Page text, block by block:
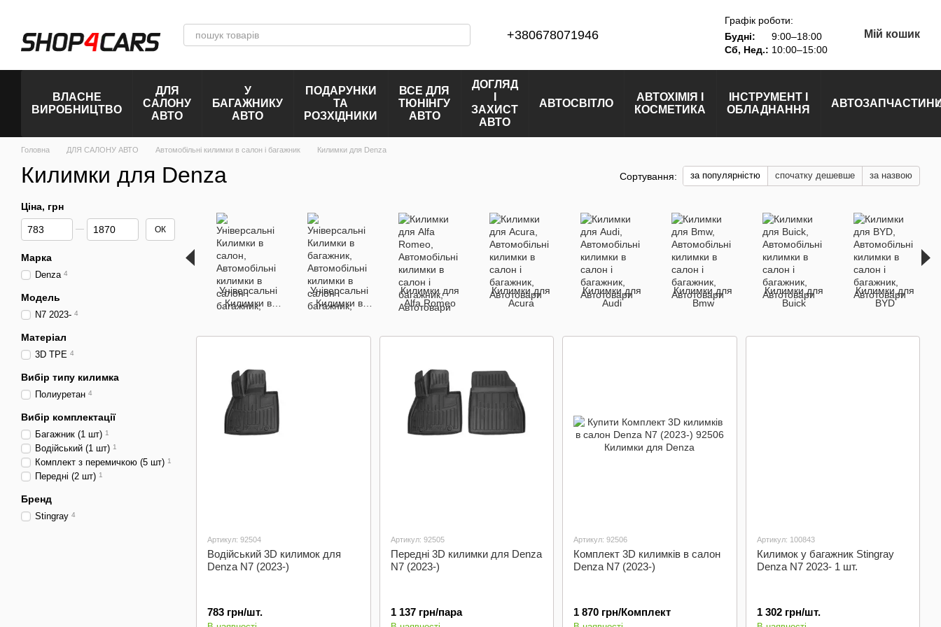
+380678071946
Графік роботи:
Будні:
9:00–18:00
Сб, Нед.: 10:00–15:00
Мій кошик
ВЛАСНЕ
ВИРОБНИЦТВО
ДЛЯ
САЛОНУ
АВТО
У
БАГАЖНИКУ
АВТО
ПОДАРУНКИ
ТА
РОЗХІДНИКИ
ВСЕ ДЛЯ
ТЮНІНГУ
АВТО
ДОГЛЯД
ЗАХИСТ
АВТО
АВТОСВІТЛО
АВТОХІМІЯ І
КОСМЕТИКА
ІНСТРУМЕНТ І
ОБЛАДНАННЯ
Головна ДЛЯ САЛОНУ АВТО Автомобільні килимки в салон і багажник Килимки для Denza
Килимки для Denza Сортування: за популярністю спочатку дешевше за назвою
Універсальні
Килимки в
Універсальні
Килимки в
Килимки для
Alfa Romeo
Килимки для
Acura
Килимки для
Audi
Килимки для
Bmw
Килимки для
Buick
Килимки для
BYD
Артикул: 92504
Водійський 3D килимок для
Denza N7 (2023-)
783 грн/шт.
Артикул: 92505
Передні 3D килимки для Denza
N7 (2023-)
1 137 грн/пара
Артикул: 92506
Комплект 3D килимків в салон
Denza N7 (2023-)
1 870 грн/Комплект
Артикул: 100843
Килимок у багажник Stingray
Denza N7 2023- 1 шт.
1 302 грн/шт.
Ціна, грн
Від Ціна, грн
До Ціна, грн ОК
Марка
Denza 4
Модель
N7 2023- 4
Матеріал
3D TPE 4
Вибір типу килимка
Полиуретан 4
Вибір комплектації
Багажник (1 шт) 1
Водійський (1 шт) 1
Комплект з перемичкою (5 шт) 1
Передні (2 шт) 1
Бренд
Stingray 4